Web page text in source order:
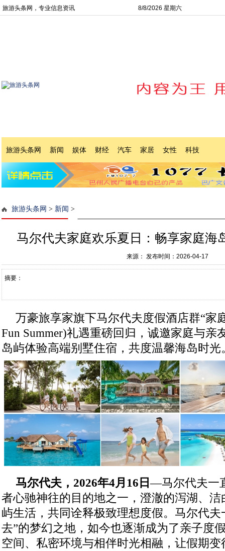
旅游头条网，专业信息资讯 8/8/2026 星期六
旅游头条网 新闻 娱体 财经 汽车 家居 女性 科技
旅游头条网 > 新闻 >
马尔代夫家庭欢乐夏日：畅享家庭海
来源： 发布时间：2026-04-17
摘要：
万豪旅享家旗下马尔代夫度假酒店群“家
Fun Summer)礼遇重磅回归，诚邀家庭与亲
岛屿体验高端别墅住宿，共度温馨海岛时光
马尔代夫， 2026年4月 16 日—马尔代夫一
者心驰神往的目的地之一，澄澈的泻湖、
屿生活，共同诠释极致理想度假。马尔代夫
去”的梦幻之地，如今也逐渐成为了亲子
空间、私密环境与相伴时光相融，让假期